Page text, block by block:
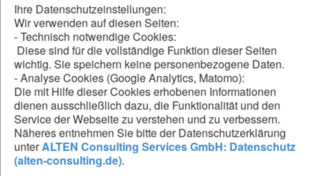
Ihre Datenschutzeinstellungen:
Wir verwenden auf diesen Seiten:
- Technisch notwendige Cookies:
Diese sind für die vollständige Funktion dieser Seiten
wichtig. Sie speichern keine personenbezogene Daten.
- Analyse Cookies (Google Analytics, Matomo):
Die mit Hilfe dieser Cookies erhobenen Informationen
dienen ausschließlich dazu, die Funktionalität und den
Service der Webseite zu verstehen und zu verbessern.
Näheres entnehmen Sie bitte der Datenschutzerklärung
unterALTEN Consulting Services GmbH: Datenschutz
(alten-consulting.de).
dich aktiv in den CI/CD-Prozess ein
unterstützt bei Systemtests und Validierungen und sorgst
für die Einhaltung definierter Qualitätsstandards
erstellst strukturierte Dokumentationen im regulierten
Umfeld der Medizintechnik
Be our forward thinker
DU...
verfügst über ein Studium in Informatik, Software